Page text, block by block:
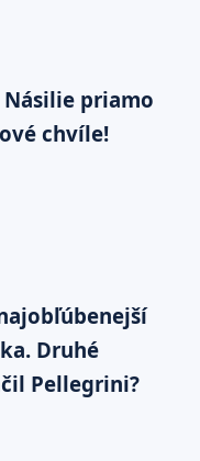
priamo
chvíle!
Druhé
Pellegrini?